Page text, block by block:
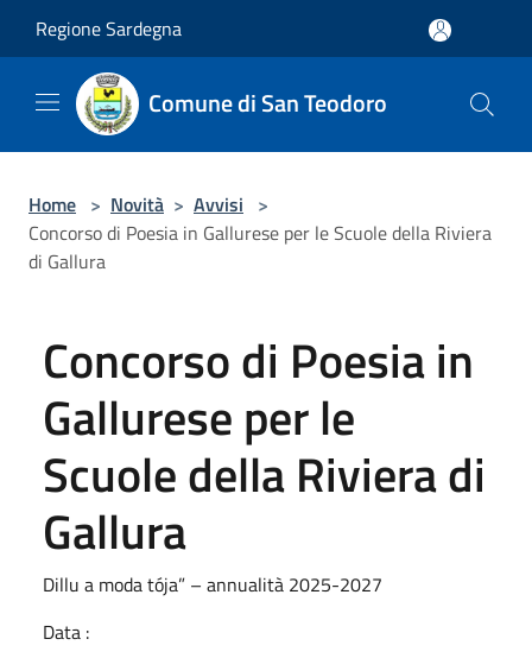
Regione Sardegna
Comune di San Teodoro
Home > Novità > Avvisi >
Concorso di Poesia in Gallurese per le Scuole della Riviera
di Gallura
Concorso di Poesia in
Gallurese per le
Scuole della Riviera di
Gallura
Dillu a moda tója” – annualità 2025-2027
Data :